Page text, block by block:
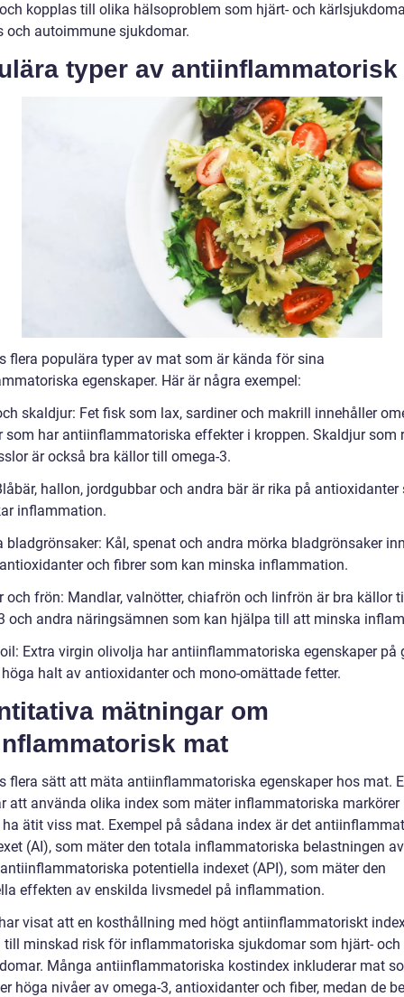
kopplas till olika hälsoproblem som hjärt- och
och autoimmune sjukdomar.
typer av antiinflammatorisk
flera populära typer av mat som är kända för sina
egenskaper. Här är några exempel:
skaldjur: Fet fisk som lax, sardiner och makrill innehåller
som har antiinflammatoriska effekter i kroppen. Skaldjur som
är också bra källor till omega-3.
hallon, jordgubbar och andra bär är rika på antioxidanter
inflammation.
bladgrönsaker: Kål, spenat och andra mörka bladgrönsaker
och fibrer som kan minska inflammation.
och frön: Mandlar, valnötter, chiafrön och linfrön är bra källor
och andra näringsämnen som kan hjälpa till att minska
Extra virgin olivolja har antiinflammatoriska egenskaper på
halt av antioxidanter och mono-omättade fetter.
mätningar om
mat
flera sätt att mäta antiinflammatoriska egenskaper hos mat.
att använda olika index som mäter inflammatoriska markörer
ätit viss mat. Exempel på sådana index är det
(AI), som mäter den totala inflammatoriska belastningen
potentiella indexet (API), som mäter den
effekten av enskilda livsmedel på inflammation.
visat att en kosthållning med högt antiinflammatoriskt
till minskad risk för inflammatoriska sjukdomar som hjärt- och
Många antiinflammatoriska kostindex inkluderar mat
höga nivåer av omega-3, antioxidanter och fiber, medan de